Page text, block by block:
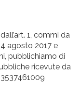
1, commi da
agosto 2017 e
pubblichiamo di
ricevute da